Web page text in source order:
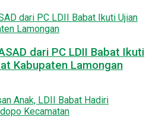
dari PC LDII Babat Ikuti
Kabupaten Lamongan